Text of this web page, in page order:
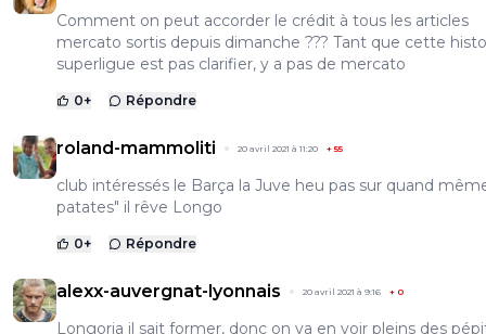
Comment on peut accorder le crédit à tous les articles
mercato sortis depuis dimanche ??? Tant que cette
superligue est pas clarifier, y a pas de mercato
0+ Répondre
roland-mammoliti 20 avril 2021 à 11:20 +55
club intéressés le Barça la Juve heu pas sur quand
patates" il rêve Longo
0+ Répondre
alexx-auvergnat-lyonnais 20 avril 2021 à 9:16 + 0
Longoria il sait former, donc on va en voir pleins des